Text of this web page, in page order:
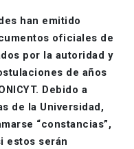
han emitido
oficiales de
por la autoridad y
de años
Debido a
de la Universidad,
“constancias”,
estos serán